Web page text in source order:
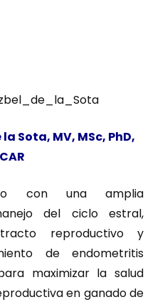
Sota, MV, MSc, PhD,
con una amplia
del ciclo estral,
reproductivo y
de endometritis
maximizar la salud
en ganado de